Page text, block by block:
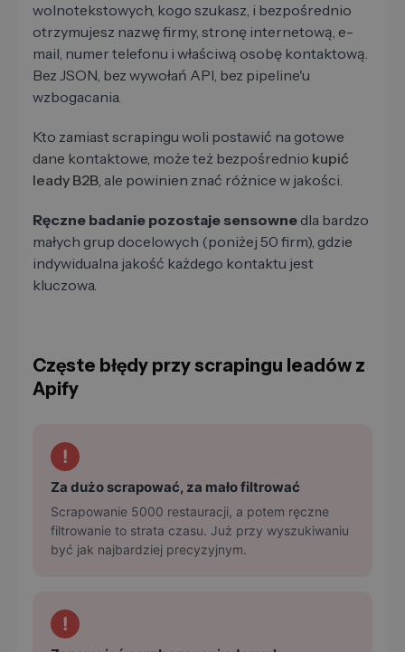
wolnotekstowych, kogo szukasz, i bezpośrednio
otrzymujesz nazwę firmy, stronę internetową, e-
mail, numer telefonu i właściwą osobę kontaktową.
Bez JSON, bez wywołań API, bez pipeline'u
wzbogacania.
Kto zamiast scrapingu woli postawić na gotowe
dane kontaktowe, może też bezpośrednio kupić
leady B2B, ale powinien znać różnice w jakości.
Ręczne badanie pozostaje sensowne dla bardzo
małych grup docelowych (poniżej 50 firm), gdzie
indywidualna jakość każdego kontaktu jest
kluczowa.
Częste błędy przy scrapingu leadów z
Apify
!
Za dużo scrapować, za mało filtrować
Scrapowanie 5000 restauracji, a potem ręczne
filtrowanie to strata czasu. Już przy wyszukiwaniu
być jak najbardziej precyzyjnym.
!